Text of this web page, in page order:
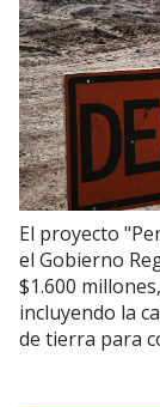
El proyecto
el Gobierno
$1.600
incluyendo la
de tierra para